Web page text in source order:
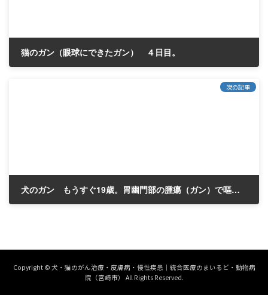
猫のガン（眼球にできたガン） ４日目。
次の記事
犬のガン もうすぐ19歳。胃幽門部の腫瘍（ガン）で嘔吐を繰り返していました。
Copyright © 犬・猫のがん治療・皮膚病・慢性疾患｜統合医療のまいるど・動物病
院（宮崎市） All Rights Reserved.